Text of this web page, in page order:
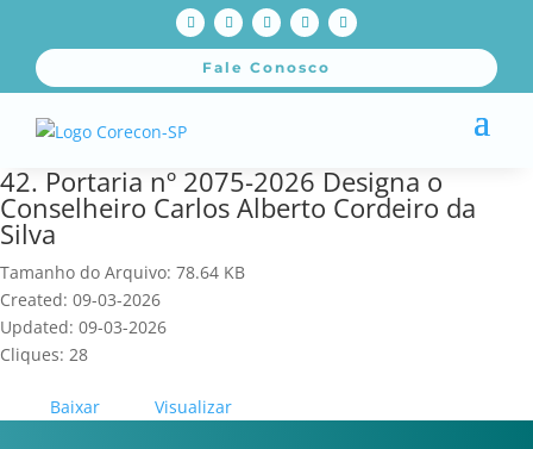
Fale Conosco
42. Portaria nº 2075-2026 Designa o
Conselheiro Carlos Alberto Cordeiro da
Silva
Tamanho do Arquivo: 78.64 KB
Created: 09-03-2026
Updated: 09-03-2026
Cliques: 28
Baixar Visualizar